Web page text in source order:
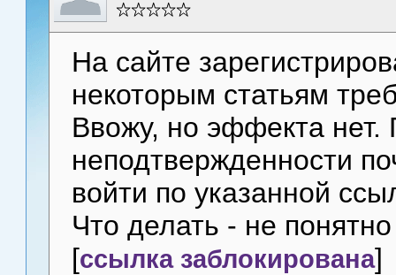
На сайте
некоторым статьям
Ввожу, но эффекта нет.
неподтвержденности
войти по указанной
Что делать - не понятно
[ссылка заблокирована]